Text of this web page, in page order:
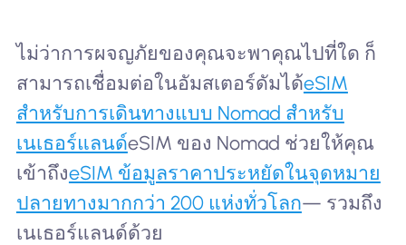
ไม่ว่าการผจญภัยของคุณจะพาคุณไปที่ใด ก็
สามารถเชื่อมต่อในอัมสเตอร์ดัมได้eSIM
สำหรับการเดินทางแบบ Nomad สำหรับ
เนเธอร์แลนด์eSIM ของ Nomad ช่วยให้คุณ
เข้าถึงeSIM ข้อมูลราคาประหยัดในจุดหมาย
ปลายทางมากกว่า 200 แห่งทั่วโลก— รวมถึง
เนเธอร์แลนด์ด้วย